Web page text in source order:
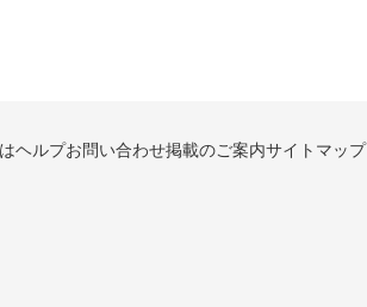
ヘルプお問い合わせ掲載のご案内サイトマップ